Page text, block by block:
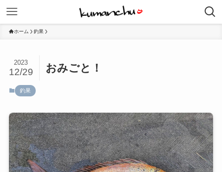
ホーム 釣果
おみごと！
2023
12/29
釣果